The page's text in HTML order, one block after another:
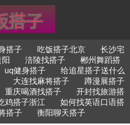
搭子 吃饭搭子北京
长沙宅
涪陵找搭子
郴州舞蹈搭
uq健身搭子
给追星搭子送什么
大连找麻将搭子
蹲漫展搭子
重庆喝酒找搭子
开封找旅游搭
鸡搭子浙江
如何找英语口语搭
搭子 衡阳聊天搭子